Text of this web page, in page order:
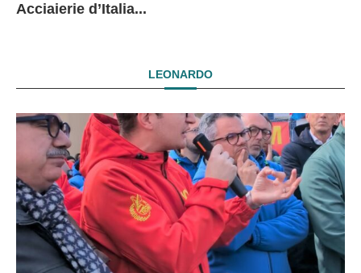
Acciaierie d’Italia...
LEONARDO